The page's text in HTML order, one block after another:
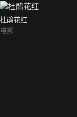
杜鹃花红
电影